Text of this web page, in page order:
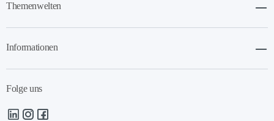
Themenwelten
Informationen
Folge uns